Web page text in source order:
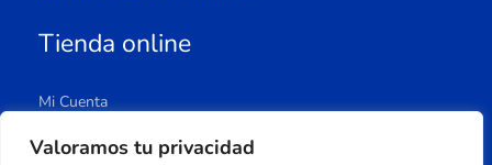
Valoramos tu privacidad
Tienda online
Mi Cuenta
Carrito